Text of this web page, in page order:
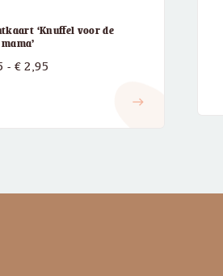
‘Knuffel voor de
- € 2,95
east